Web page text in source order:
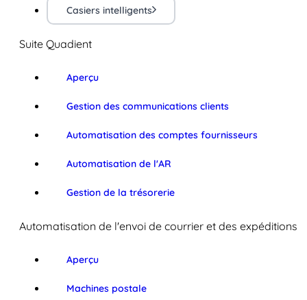
Casiers intelligents
Suite Quadient
Aperçu
Gestion des communications clients
Automatisation des comptes fournisseurs
Automatisation de l'AR
Gestion de la trésorerie
Automatisation de l'envoi de courrier et des expéditions
Aperçu
Machines postale